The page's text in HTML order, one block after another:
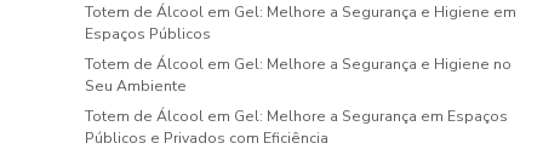
Totem de Álcool em Gel: Melhore a Segurança e Higiene em
Espaços Públicos
Totem de Álcool em Gel: Melhore a Segurança e Higiene no
Seu Ambiente
Totem de Álcool em Gel: Melhore a Segurança em Espaços
Públicos e Privados com Eficiência